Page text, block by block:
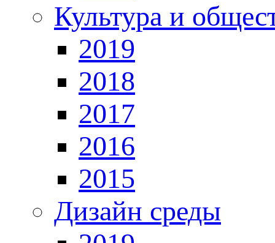
Культура и
2019
2018
2017
2016
2015
Дизайн среды